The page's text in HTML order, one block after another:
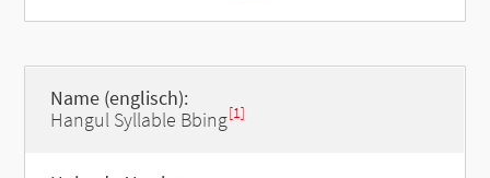
Name (englisch):
Hangul Syllable Bbing[1]